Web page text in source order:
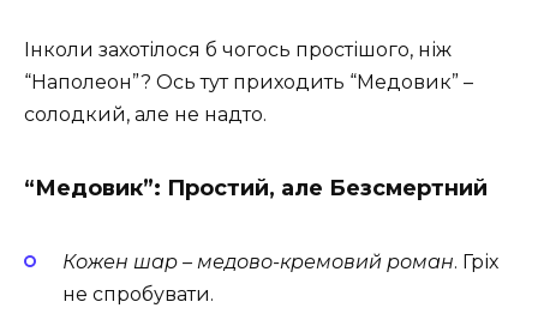
Інколи захотілося б чогось простішого, ніж
“Наполеон”? Ось тут приходить “Медовик” –
солодкий, але не надто.
“Медовик”: Простий, але Безсмертний
Кожен шар – медово-кремовий роман. Гріх
не спробувати.